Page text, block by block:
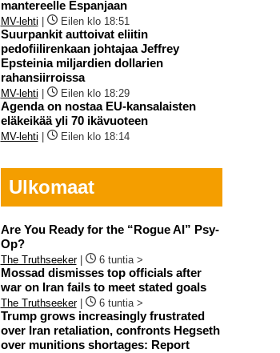
mantereelle Espanjaan
MV-lehti Eilen klo 18:51
Suurpankit auttoivat eliitin
pedofiilirenkaan johtajaa Jeffrey
Epsteinia miljardien dollarien
rahansiirroissa
MV-lehti Eilen klo 18:29
Agenda on nostaa EU-kansalaisten
eläkeikää yli 70 ikävuoteen
MV-lehti Eilen klo 18:14
Ulkomaat
Are You Ready for the “Rogue AI” Psy-
Op?
The Truthseeker| 6 tuntia >
Mossad dismisses top officials after
war on Iran fails to meet stated goals
The Truthseeker| 6 tuntia >
Trump grows increasingly frustrated
over Iran retaliation, confronts Hegseth
over munitions shortages: Report